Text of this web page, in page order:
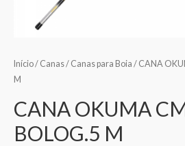
Início/ Canas/ Canas para Boia / CANA
M
CANA OKUMA
BOLOG.5 M